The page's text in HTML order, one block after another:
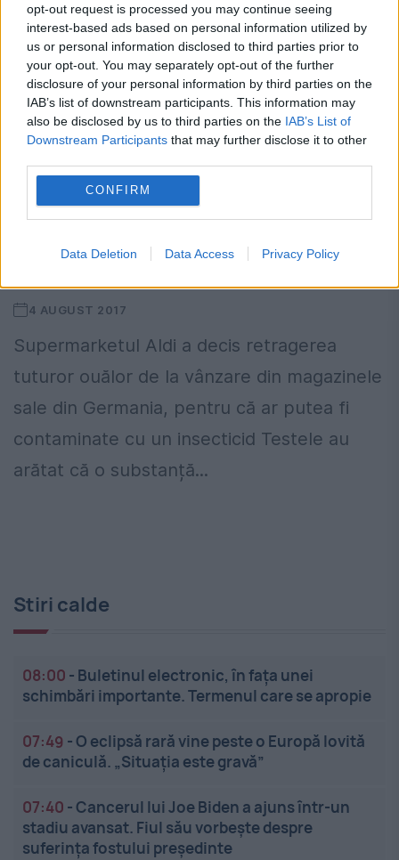
opt-out request is processed you may continue seeing
interest-based ads based on personal information utilized by
us or personal information disclosed to third parties prior to
your opt-out. You may separately opt-out of the further
disclosure of your personal information by third parties on the
IAB’s list of downstream participants. This information may
also be disclosed by us to third parties on the IAB’s List of
Downstream Participants that may further disclose it to other
CONFIRM
Data Deletion Data Access Privacy Policy
Un SUPERMARKET a decis
RETRAGEREA de pe piață a OUĂLOR,
din cauza posibilei contaminări cu un
4 AUGUST 2017
Supermarketul Aldi a decis retragerea
tuturor ouălor de la vânzare din magazinele
sale din Germania, pentru că ar putea fi
contaminate cu un insecticid Testele au
arătat că o substanță...
Stiri calde
08:00 - Buletinul electronic, în fața unei
schimbări importante. Termenul care se apropie
07:49 -O eclipsă rară vine peste o Europă lovită
de caniculă. „Situația este gravă”
07:40 -Cancerul lui Joe Biden a ajuns într-un
stadiu avansat. Fiul său vorbește despre
suferința fostului președinte